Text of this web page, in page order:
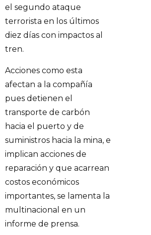
el segundo ataque
terrorista en los últimos
diez días con impactos al
tren.
Acciones como esta
afectan a la compañía
pues detienen el
transporte de carbón
hacia el puerto y de
suministros hacia la mina, e
implican acciones de
reparación y que acarrean
costos económicos
importantes, se lamenta la
multinacional en un
informe de prensa.